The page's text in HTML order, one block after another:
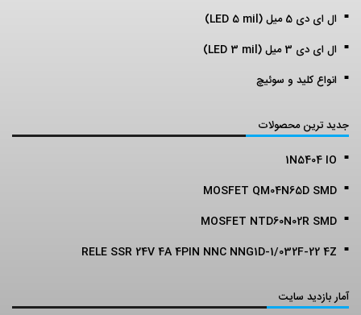
ال ای دی 5 میل (LED 5 mil)
ال ای دی 3 میل (LED 3 mil)
انواع کلید و سوئیچ
جدید ترین محصولات
1N5404 IO
MOSFET QM04N65D SMD
MOSFET NTD60N02R SMD
RELE SSR 24V 4A 4PIN NNC NNG1D-1/032F-22 4Z
آمار بازدید سایت